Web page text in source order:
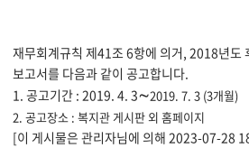
재무회계규칙 제41조 6항에 의거, 2018년도
보고서를 다음과 같이 공고합니다.
1. 공고기간 : 2019. 4. 3∼2019. 7. 3 (3개월)
2. 공고장소 : 복지관 게시판 외 홈페이지
[이 게시물은 관리자님에 의해 2023-07-28